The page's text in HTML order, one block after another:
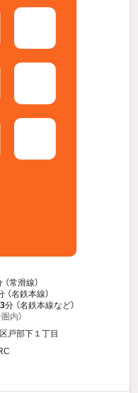
（常滑線）
（名鉄本線）
3分 （名鉄本線など）
内）
戸部下１丁目